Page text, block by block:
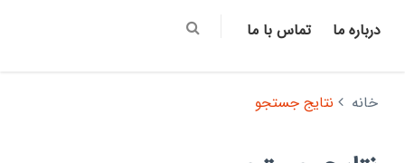
درباره ما تماس با ما
خانه نتایج جستجو